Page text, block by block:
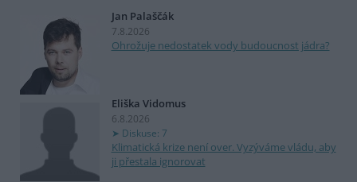
Jan Palaščák
7.8.2026
Ohrožuje nedostatek vody budoucnost jádra?
Eliška Vidomus
6.8.2026
Diskuse: 7
Klimatická krize není over. Vyzýváme vládu, aby
ji přestala ignorovat